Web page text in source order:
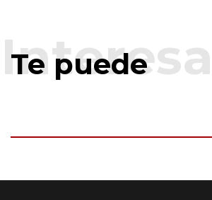
Te puede